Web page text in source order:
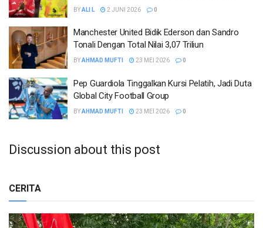
BYALI L 2 JUNI 2026 0
Manchester United Bidik Ederson dan Sandro
Tonali Dengan Total Nilai 3,07 Triliun
BYAHMAD MUFTI 23 MEI 2026 0
Pep Guardiola Tinggalkan Kursi Pelatih, Jadi Duta
Global City Football Group
BYAHMAD MUFTI 23 MEI 2026 0
Discussion about this post
CERITA